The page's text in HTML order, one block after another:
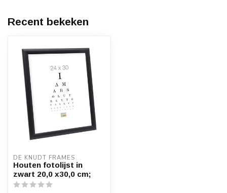
Recent bekeken
DE KNUDT FRAMES
Houten fotolijst in
zwart 20,0 x30,0 cm;